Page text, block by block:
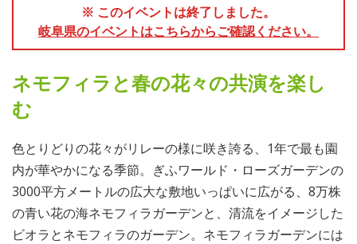
※ このイベントは終了しました。
岐阜県のイベントはこちらからご確認ください。
ネモフィラと春の花々の共演を楽し
む
色とりどりの花々がリレーの様に咲き誇る、1年で最も園
内が華やかになる季節。ぎふワールド・ローズガーデンの
3000平方メートルの広大な敷地いっぱいに広がる、8万株
の青い花の海ネモフィラガーデンと、清流をイメージした
ビオラとネモフィラのガーデン。ネモフィラガーデンには